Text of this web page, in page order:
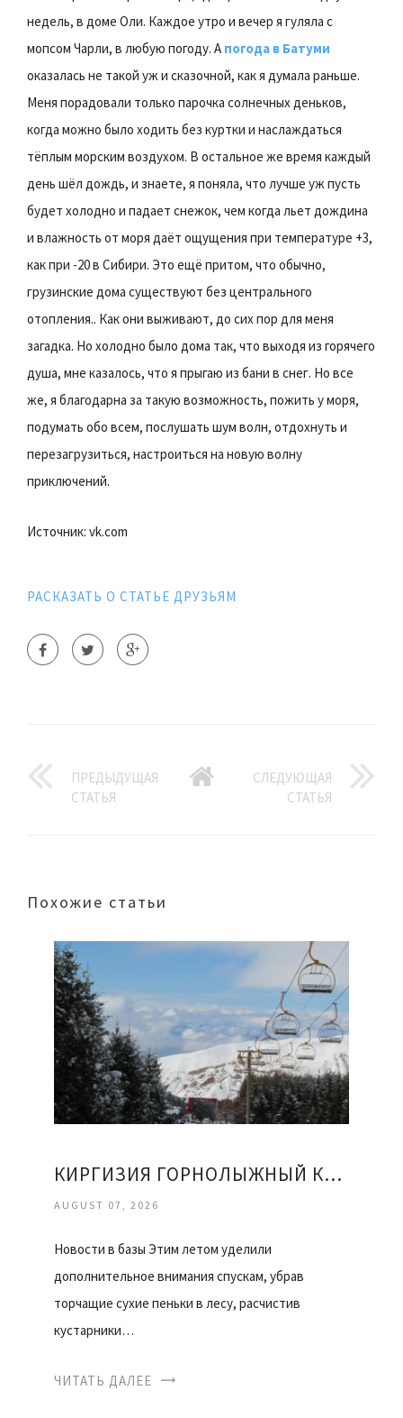
недель, в доме Оли. Каждое утро и вечер я гуляла с
мопсом Чарли, в любую погоду. А погода в Батуми
оказалась не такой уж и сказочной, как я думала раньше.
Меня порадовали только парочка солнечных деньков,
когда можно было ходить без куртки и наслаждаться
тёплым морским воздухом. В остальное же время каждый
день шёл дождь, и знаете, я поняла, что лучше уж пусть
будет холодно и падает снежок, чем когда льет дождина
и влажность от моря даёт ощущения при температуре +3,
как при -20 в Сибири. Это ещё притом, что обычно,
грузинские дома существуют без центрального
отопления.. Как они выживают, до сих пор для меня
загадка. Но холодно было дома так, что выходя из горячего
душа, мне казалось, что я прыгаю из бани в снег. Но все
же, я благодарна за такую возможность, пожить у моря,
подумать обо всем, послушать шум волн, отдохнуть и
перезагрузиться, настроиться на новую волну
приключений.
Источник: vk.com
РАСКАЗАТЬ О СТАТЬЕ ДРУЗЬЯМ
ПРЕДЫДУЩАЯ
СТАТЬЯ
СЛЕДУЮЩАЯ
СТАТЬЯ
Похожие статьи
КИРГИЗИЯ ГОРНОЛЫЖНЫЙ КУРОРТ КАРАКОЛ ОТЗЫВЫ
AUGUST 07, 2026
Новости в базы Этим летом уделили
дополнительное внимания спускам, убрав
торчащие сухие пеньки в лесу, расчистив
кустарники…
ЧИТАТЬ ДАЛЕЕ